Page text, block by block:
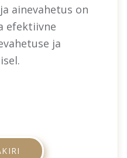
ainevahetus on
efektiivne
ja